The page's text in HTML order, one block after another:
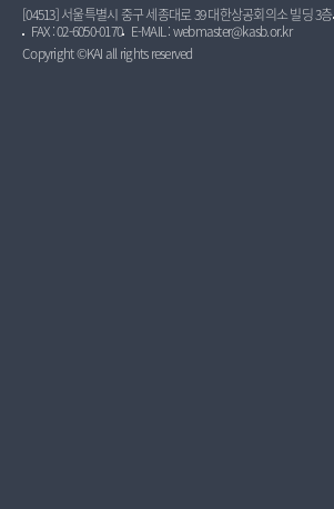
[04513] 서울특별시 중구 세종대로 39 대한상공회의소 빌딩 3층
FAX : 02-6050-0170
E-MAIL : webmaster@kasb.or.kr
Copyright ©KAI all rights reserved